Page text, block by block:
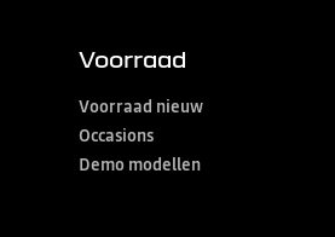
Voorraad
Voorraad nieuw
Occasions
Demo modellen